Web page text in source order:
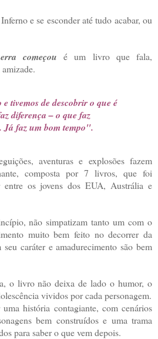
e se esconder até tudo acabar, ou
começou é um livro que fala,
tivemos de descobrir o que é
diferença – o que faz
Já faz um bom tempo".
aventuras e explosões fazem
composta por 7 livros, que foi
os jovens dos EUA, Austrália e
não simpatizam tanto um com o
muito bem feito no decorrer da
caráter e amadurecimento são bem
o livro não deixa de lado o humor, o
vividos por cada personagem.
história contagiante, com cenários
bem construídos e uma trama
para saber o que vem depois.